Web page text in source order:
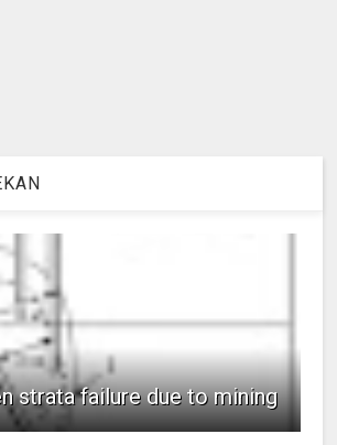
strata failure due to mining